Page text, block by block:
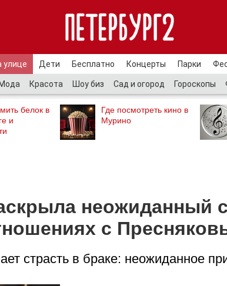
улице Дети Бесплатно Концерты Парки
Мода Красота Шоу биз Сад и огород Гороскопы
белок в
и
Где посмотреть кино в
Мурино
неожиданный
с
страсть в браке: неожиданное